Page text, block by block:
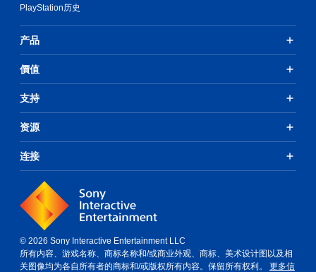
PlayStation历史
产品
價值
支持
资源
连接
© 2026 Sony Interactive Entertainment LLC
所有内容、游戏名称、商标名称和/或商业外观、商标、美术设计图以及相
关图像均为各自所有者的商标和/或版权所有内容。保留所有权利。 更多信